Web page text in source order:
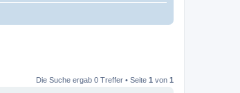
Die Suche ergab 0 Treffer • Seite 1 von 1